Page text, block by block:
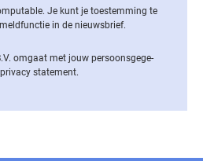
Je kunt je toestemming te
in de nieuwsbrief.
omgaat met jouw per­soons­ge­ge­
statement.